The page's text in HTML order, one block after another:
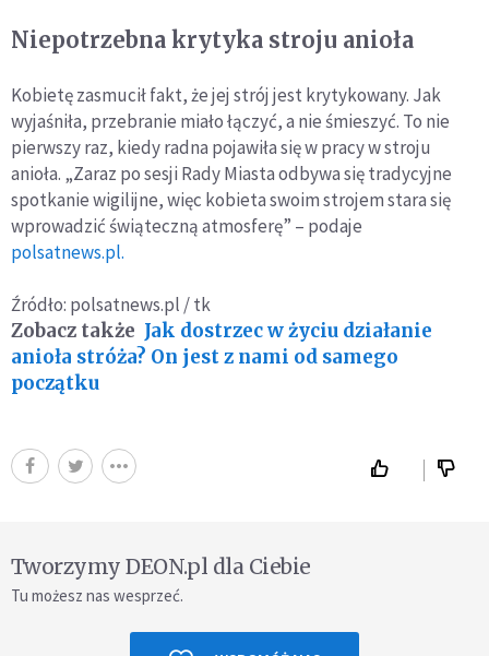
Niepotrzebna krytyka stroju anioła
Kobietę zasmucił fakt, że jej strój jest krytykowany. Jak
wyjaśniła, przebranie miało łączyć, a nie śmieszyć. To nie
pierwszy raz, kiedy radna pojawiła się w pracy w stroju
anioła. „Zaraz po sesji Rady Miasta odbywa się tradycyjne
spotkanie wigilijne, więc kobieta swoim strojem stara się
wprowadzić świąteczną atmosferę” – podaje
polsatnews.pl.
Źródło: polsatnews.pl / tk
Zobacz także Jak dostrzec w życiu działanie
anioła stróża? On jest z nami od samego
początku
Tworzymy DEON.pl dla Ciebie
Tu możesz nas wesprzeć.